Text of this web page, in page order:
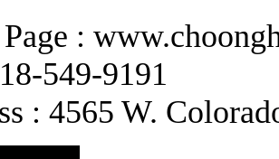
:
549-9191
: 4565 W.